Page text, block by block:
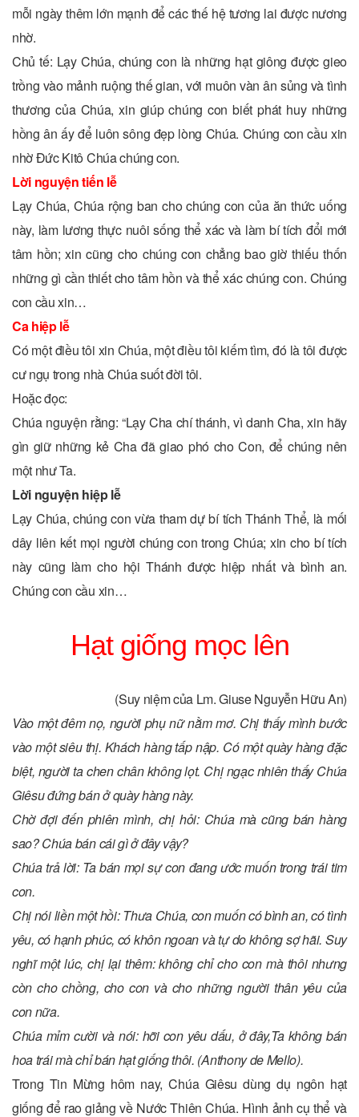
mỗi ngày thêm lớn mạnh để các thế hệ tương lai được nương
nhờ.
Chủ tế: Lạy Chúa, chúng con là những hạt giông được gieo
trồng vào mảnh ruộng thế gian, với muôn vàn ân sủng và tình
thương của Chúa, xin giúp chúng con biết phát huy những
hồng ân ấy để luôn sông đẹp lòng Chúa. Chúng con cầu xin
nhờ Đức Kitô Chúa chúng con.
Lời nguyện tiến lễ
Lạy Chúa, Chúa rộng ban cho chúng con của ăn thức uống
này, làm lương thực nuôi sống thể xác và làm bí tích đổi mới
tâm hồn; xin cũng cho chúng con chẳng bao giờ thiếu thốn
những gì cần thiết cho tâm hồn và thể xác chúng con. Chúng
con cầu xin…
Ca hiệp lễ
Có một điều tôi xin Chúa, một điều tôi kiếm tìm, đó là tôi được
cư ngụ trong nhà Chúa suốt đời tôi.
Hoặc đọc:
Chúa nguyện rằng: “Lạy Cha chí thánh, vì danh Cha, xin hãy
gìn giữ những kẻ Cha đã giao phó cho Con, để chúng nên
một như Ta.
Lời nguyện hiệp lễ
Lạy Chúa, chúng con vừa tham dự bí tích Thánh Thể, là mối
dây liên kết mọi người chúng con trong Chúa; xin cho bí tích
này cũng làm cho hội Thánh được hiệp nhất và bình an.
Chúng con cầu xin…
Hạt giống mọc lên
(Suy niệm của Lm. Giuse Nguyễn Hữu An)
Vào một đêm nọ, người phụ nữ nằm mơ. Chị thấy mình bước
vào một siêu thị. Khách hàng tấp nập. Có một quày hàng đặc
biệt, người ta chen chân không lọt. Chị ngạc nhiên thấy Chúa
Giêsu đứng bán ở quày hàng này.
Chờ đợi đến phiên mình, chị hỏi: Chúa mà cũng bán hàng
sao? Chúa bán cái gì ở đây vậy?
Chúa trả lời: Ta bán mọi sự con đang ước muốn trong trái tim
con.
Chị nói liền một hồi: Thưa Chúa, con muốn có bình an, có tình
yêu, có hạnh phúc, có khôn ngoan và tự do không sợ hãi. Suy
nghĩ một lúc, chị lại thêm: không chỉ cho con mà thôi nhưng
còn cho chồng, cho con và cho những người thân yêu của
con nữa.
Chúa mỉm cười và nói: hỡi con yêu dấu, ở đây,Ta không bán
hoa trái mà chỉ bán hạt giống thôi. (Anthony de Mello).
Trong Tin Mừng hôm nay, Chúa Giêsu dùng dụ ngôn hạt
giống để rao giảng về Nước Thiên Chúa. Hình ảnh cụ thể và